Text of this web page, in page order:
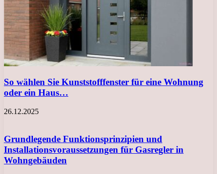
So wählen Sie Kunststofffenster für eine Wohnung
oder ein Haus…
26.12.2025
Grundlegende Funktionsprinzipien und
Installationsvoraussetzungen für Gasregler in
Wohngebäuden